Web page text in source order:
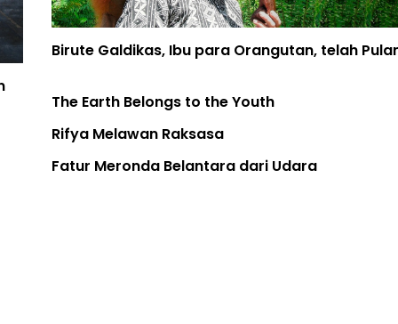
Birute Galdikas, Ibu para Orangutan, telah Pulang
The Earth Belongs to the Youth
Rifya Melawan Raksasa
Fatur Meronda Belantara dari Udara